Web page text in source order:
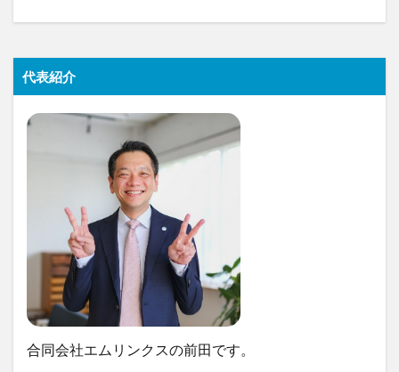
代表紹介
合同会社エムリンクスの前田です。